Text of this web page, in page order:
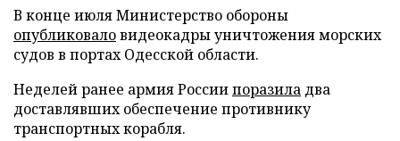
В конце июля Министерство обороны
опубликоваловидеокадры уничтожения морских
судов в портах Одесской области.
Неделей ранее армия Россиипоразила два
доставлявших обеспечение противнику
транспортных корабля.